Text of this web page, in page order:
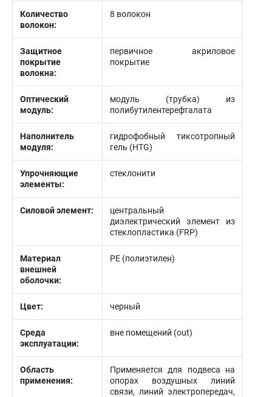
Количество
волокон:
8 волокон
Защитное
покрытие
волокна:
первичное акриловое
покрытие
Оптический
модуль:
модуль (трубка) из
полибутилентерефталата
Наполнитель
модуля:
гидрофобный тиксотропный
гель (HTG)
Упрочняющие
элементы:
стеклонити
Силовой элемент:
центральный
диэлектрический элемент из
стеклопластика (FRP)
Материал
внешней
оболочки:
PE (полиэтилен)
Цвет: черный
Среда
эксплуатации:
вне помещений (out)
Область
применения:
Применяется для подвеса на
опорах воздушных линий
связи, линий электропередач,